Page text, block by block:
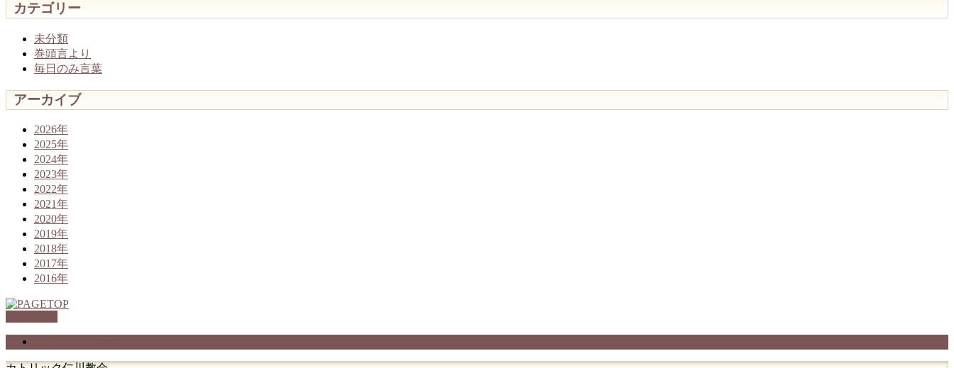
カテゴリー
未分類
巻頭言より
毎日のみ言葉
アーカイブ
2026年
2025年
2024年
2023年
2022年
2021年
2020年
2019年
2018年
2017年
2016年